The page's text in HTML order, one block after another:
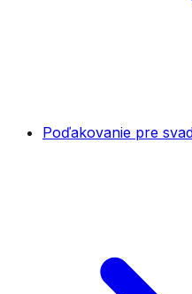
Poďakovanie pre